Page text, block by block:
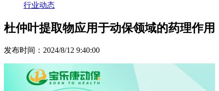
行业动态
杜仲叶提取物应用于动保领域的药理作用
发布时间：2024/8/12 9:40:00